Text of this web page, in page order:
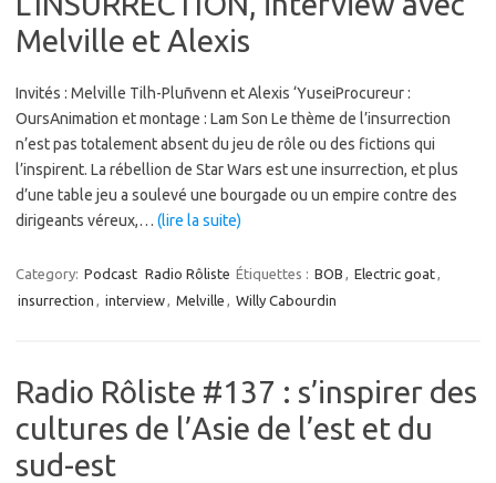
Melville et Alexis
Invités : Melville Tilh-Pluñvenn et Alexis ‘YuseiProcureur :
OursAnimation et montage : Lam Son Le thème de l’insurrection
n’est pas totalement absent du jeu de rôle ou des fictions qui
l’inspirent. La rébellion de Star Wars est une insurrection, et plus
d’une table jeu a soulevé une bourgade ou un empire contre des
dirigeants véreux,… (lire la suite)
Category: Podcast Radio Rôliste Étiquettes : BOB , Electric goat,
insurrection , interview, Melville , Willy Cabourdin
Radio Rôliste #137 : s’inspirer des
cultures de l’Asie de l’est et du
sud-est